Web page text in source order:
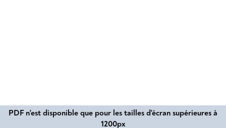
PDF n'est disponible que pour les tailles d'écran supérieures à
1200px